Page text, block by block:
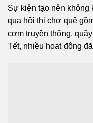
Sự kiện tạo nên không
qua hội thi chợ quê
cơm truyền thống,
Tết, nhiều hoạt động